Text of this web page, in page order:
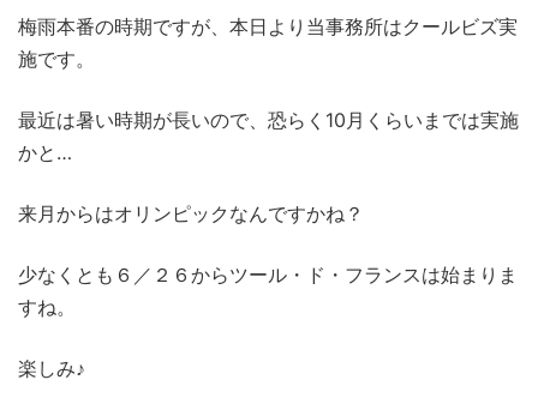
梅雨本番の時期ですが、本日より当事務所はクールビズ実
施です。
最近は暑い時期が長いので、恐らく10月くらいまでは実施
かと…
来月からはオリンピックなんですかね？
少なくとも６／２６からツール・ド・フランスは始まりま
すね。
楽しみ♪